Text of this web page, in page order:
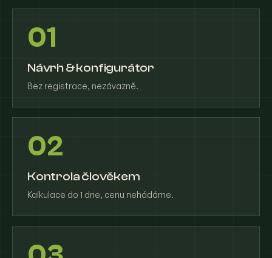
01
Návrh & konfigurátor
Bez registrace, nezávazně.
02
Kontrola člověkem
Kalkulace do 1 dne, cenu nehádáme.